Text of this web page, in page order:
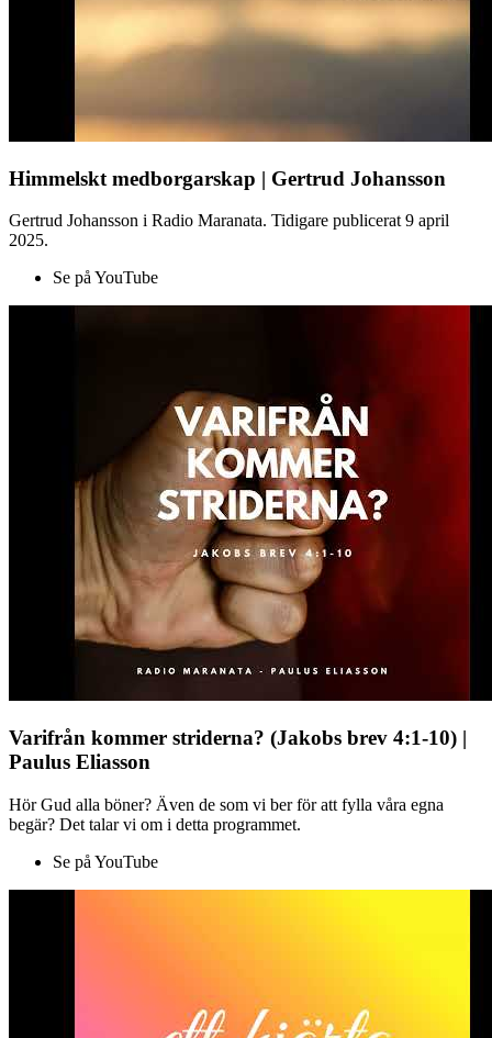
Himmelskt medborgarskap | Gertrud Johansson
Gertrud Johansson i Radio Maranata. Tidigare publicerat 9 april
2025.
Se på YouTube
Varifrån kommer striderna? (Jakobs brev 4:1-10) |
Paulus Eliasson
Hör Gud alla böner? Även de som vi ber för att fylla våra egna
begär? Det talar vi om i detta programmet.
Se på YouTube